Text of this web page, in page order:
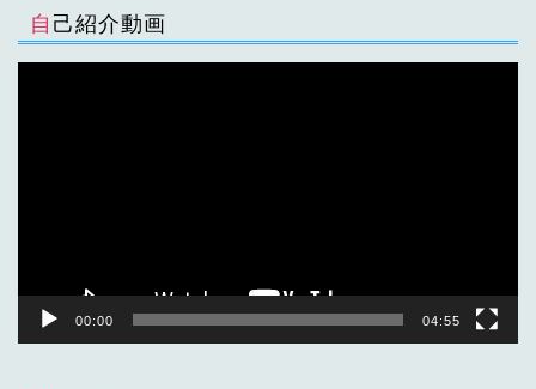
自己紹介動画
00:00 04:55